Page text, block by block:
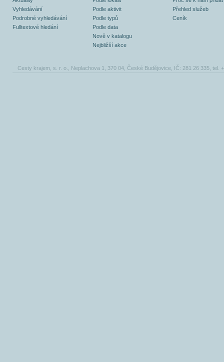
Vyhledávání
Podrobné vyhledávání
Fulltextové hledání
Podle aktivit
Podle typů
Podle data
Nově v katalogu
Nejbližší akce
Přehled služeb
Ceník
Cesty krajem, s. r. o., Neplachova 1, 370 04, České Budějovice, IČ: 281 26 335, tel.